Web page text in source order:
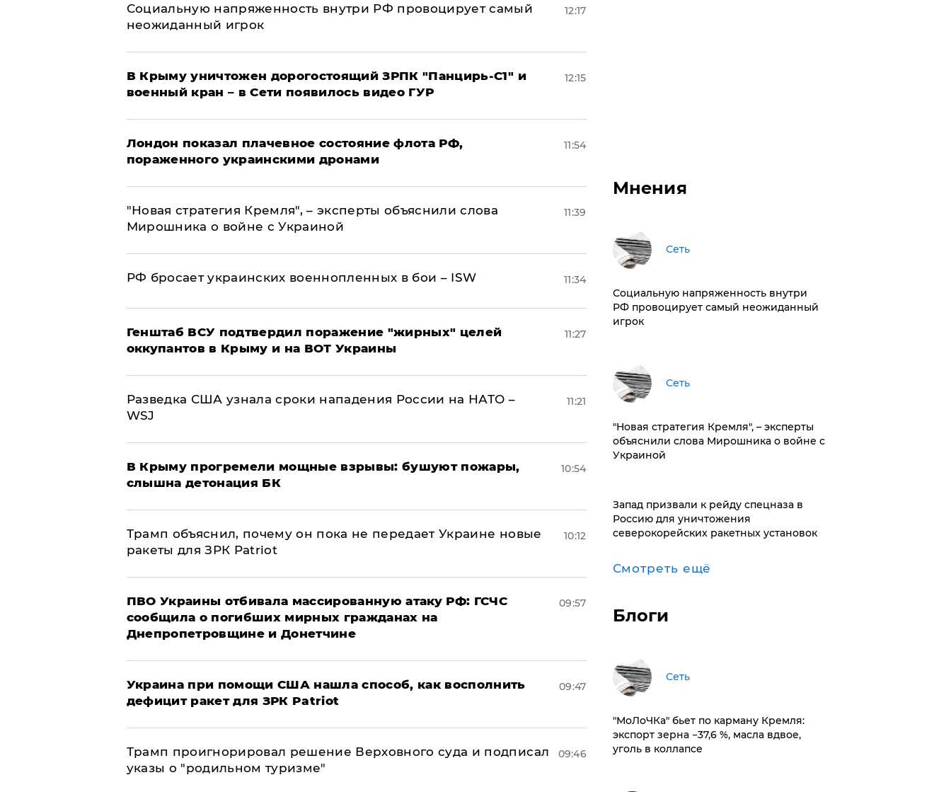
Социальную напряженность внутри РФ провоцирует самый
неожиданный игрок
12:17
В Крыму уничтожен дорогостоящий ЗРПК "Панцирь-С1" и
военный кран – в Сети появилось видео ГУР
12:15
Лондон показал плачевное состояние флота РФ,
пораженного украинскими дронами
11:54
"Новая стратегия Кремля", – эксперты объяснили слова
Мирошника о войне с Украиной
11:39
РФ бросает украинских военнопленных в бои – ISW 11:34
Генштаб ВСУ подтвердил поражение "жирных" целей
оккупантов в Крыму и на ВОТ Украины
11:27
Разведка США узнала сроки нападения России на НАТО –
WSJ
11:21
В Крыму прогремели мощные взрывы: бушуют пожары,
слышна детонация БК
10:54
Трамп объяснил, почему он пока не передает Украине новые
ракеты для ЗРК Patriot
10:12
ПВО Украины отбивала массированную атаку РФ: ГСЧС
сообщила о погибших мирных гражданах на
Днепропетровщине и Донетчине
09:57
Украина при помощи США нашла способ, как восполнить
дефицит ракет для ЗРК Patriot
09:47
Трамп проигнорировал решение Верховного суда и подписал
указы о "родильном туризме"
09:46
Мнения
Сеть
Социальную напряженность внутри
РФ провоцирует самый неожиданный
игрок
Сеть
"Новая стратегия Кремля", – эксперты
объяснили слова Мирошника о войне с
Украиной
Запад призвали к рейду спецназа в
Россию для уничтожения
северокорейских ракетных установок
Смотреть ещё
Блоги
Сеть
​"МоЛоЧКа" бьет по карману Кремля:
экспорт зерна −37,6 %, масла вдвое,
уголь в коллапсе